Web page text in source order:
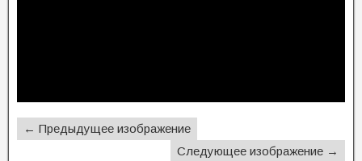
← Предыдущее изображение
Следующее изображение →